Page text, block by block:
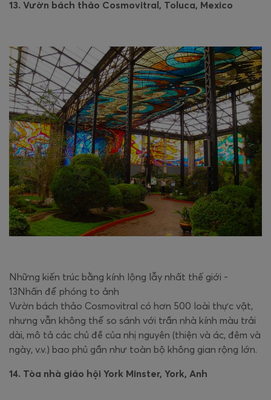
13. Vườn bách thảo Cosmovitral, Toluca, Mexico
Những kiến trúc bằng kính lộng lẫy nhất thế giới -
13Nhấn để phóng to ảnh
Vườn bách thảo Cosmovitral có hơn 500 loài thực vật,
nhưng vẫn không thể so sánh với trần nhà kính màu trải
dài, mô tả các chủ đề của nhị nguyên (thiện và ác, đêm và
ngày, v.v.) bao phủ gần như toàn bộ không gian rộng lớn.
14. Tòa nhà giáo hội York Minster, York, Anh